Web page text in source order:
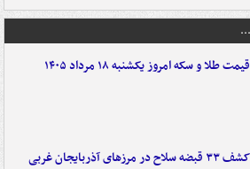
قیمت طلا و سکه امروز یکشنبه ۱۸ مرداد ۱۴۰۵
کشف ۳۳ قبضه سلاح در مرزهای آذربایجان غربی